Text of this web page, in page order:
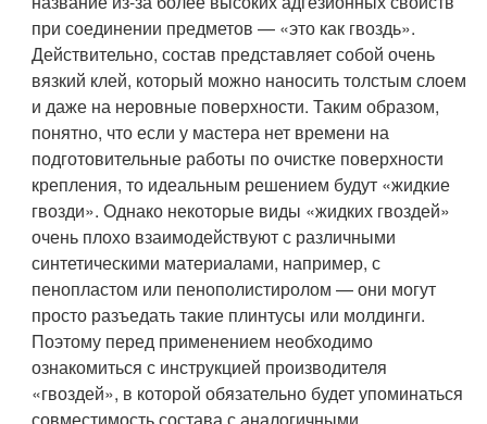
при соединении предметов — «это как гвоздь».
Действительно, состав представляет собой очень
вязкий клей, который можно наносить толстым слоем
и даже на неровные поверхности. Таким образом,
понятно, что если у мастера нет времени на
подготовительные работы по очистке поверхности
крепления, то идеальным решением будут «жидкие
гвозди». Однако некоторые виды «жидких гвоздей»
очень плохо взаимодействуют с различными
синтетическими материалами, например, с
пенопластом или пенополистиролом — они могут
просто разъедать такие плинтусы или молдинги.
Поэтому перед применением необходимо
ознакомиться с инструкцией производителя
«гвоздей», в которой обязательно будет упоминаться